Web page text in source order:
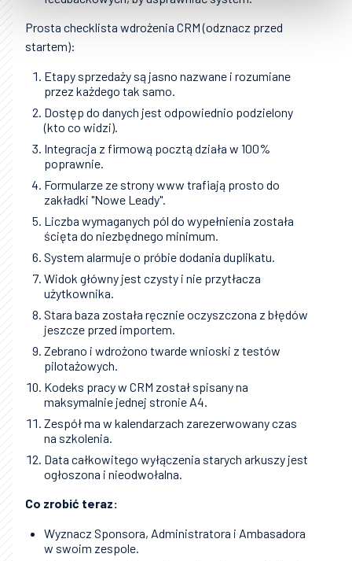
Prosta checklista wdrożenia CRM (odznacz przed
startem):
Etapy sprzedaży są jasno nazwane i rozumiane
przez każdego tak samo.
Dostęp do danych jest odpowiednio podzielony
(kto co widzi).
Integracja z firmową pocztą działa w 100%
poprawnie.
Formularze ze strony www trafiają prosto do
zakładki "Nowe Leady".
Liczba wymaganych pól do wypełnienia została
ścięta do niezbędnego minimum.
System alarmuje o próbie dodania duplikatu.
Widok główny jest czysty i nie przytłacza
użytkownika.
Stara baza została ręcznie oczyszczona z błędów
jeszcze przed importem.
Zebrano i wdrożono twarde wnioski z testów
pilotażowych.
Kodeks pracy w CRM został spisany na
maksymalnie jednej stronie A4.
Zespół ma w kalendarzach zarezerwowany czas
na szkolenia.
Data całkowitego wyłączenia starych arkuszy jest
ogłoszona i nieodwołalna.
Co zrobić teraz:
Wyznacz Sponsora, Administratora i Ambasadora
w swoim zespole.